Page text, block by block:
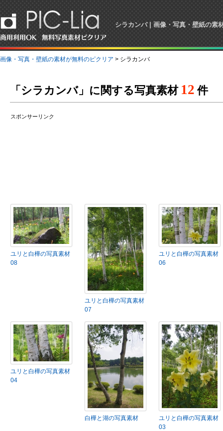
シラカンバ | 画像・写真・壁紙の素
画像・写真・壁紙の素材が無料のピクリア > シラカンバ
「シラカンバ」に関する写真素材 12 件
スポンサーリンク
ユリと白樺の写真素材
08
ユリと白樺の写真素材
07
ユリと白樺の写真素材
06
ユリと白樺の写真素材
04
白樺と湖の写真素材
ユリと白樺の写真素材
03